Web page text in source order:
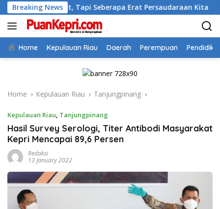
Skip
to
content
Breaking News
Tapi Seberapa Erat Persaudaraan Kita Bupati
Home Kepulauan Riau Daerah Perempuan
Home Kepulauan Riau Tanjungpinang
Kepulauan Riau, Tanjungpinang
Hasil Survey Serologi, Titer Antibodi Masyarakat
Kepri Mencapai 89,6 Persen
Redaksi
13 January 2022